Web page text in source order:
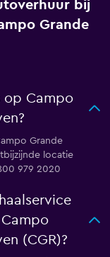
bij
Grande
op Campo
Grande
locatie
979 2020
(CGR)?